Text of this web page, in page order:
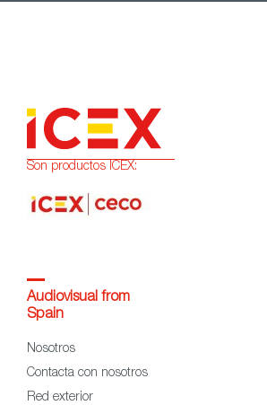
Son productos ICEX:
Audiovisual from
Spain
Nosotros
Contacta con nosotros
Red exterior